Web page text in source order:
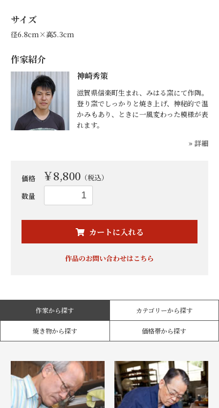
サイズ
径6.8cm×高5.3cm
作家紹介
神崎秀策
滋賀県信楽町生まれ、みはる窯にて作陶。
登り窯でしっかりと焼き上げ、神秘的で温
かみもあり、ときに一風変わった模様が表
れます。
» 詳細
価格 ￥8,800 （税込）
数量
カートに入れる
お買い物を続ける カートへ進む
作品のお問い合わせはこちら
作家から探す カテゴリーから探す
焼き物から探す 価格帯から探す